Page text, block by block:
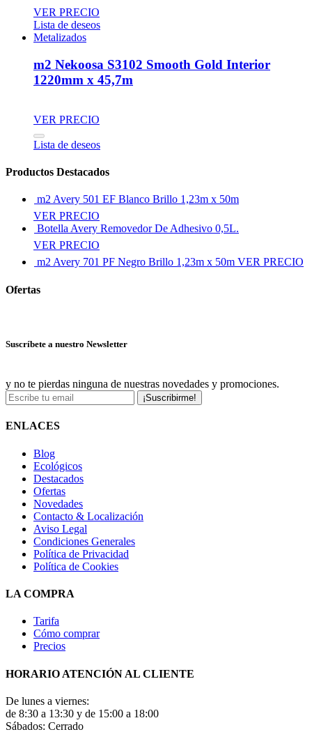
VER PRECIO
Lista de deseos
Metalizados
m2 Nekoosa S3102 Smooth Gold Interior
1220mm x 45,7m
VER PRECIO
Lista de deseos
Productos Destacados
m2 Avery 501 EF Blanco Brillo 1,23m x 50m
VER PRECIO
Botella Avery Removedor De Adhesivo 0,5L.
VER PRECIO
m2 Avery 701 PF Negro Brillo 1,23m x 50m VER PRECIO
Ofertas
Suscríbete a nuestro Newsletter
y no te pierdas ninguna de nuestras novedades y promociones.
¡Suscribirme!
ENLACES
Blog
Ecológicos
Destacados
Ofertas
Novedades
Contacto & Localización
Aviso Legal
Condiciones Generales
Política de Privacidad
Política de Cookies
LA COMPRA
Tarifa
Cómo comprar
Precios
HORARIO ATENCIÓN AL CLIENTE
De lunes a viernes:
de 8:30 a 13:30 y de 15:00 a 18:00
Sábados: Cerrado